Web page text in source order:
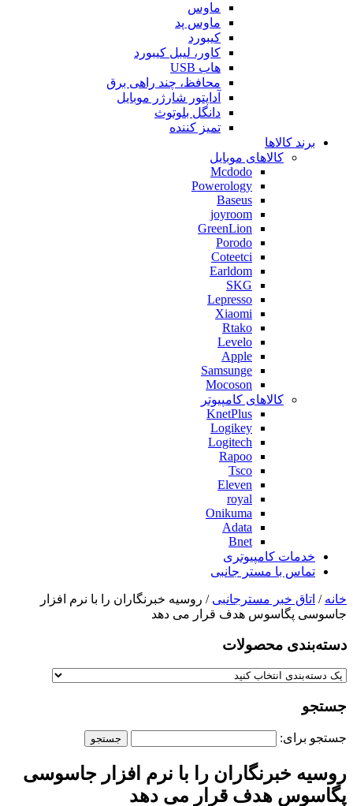
ماوس
ماوس پد
کیبورد
کاور، لیبل کیبورد
هاب USB
محافظ، چند راهی برق
آداپتور شارژر موبایل
دانگل بلوتوث
تمیز کننده
برند کالاها
کالاهای موبایل
Mcdodo
Powerology
Baseus
joyroom
GreenLion
Porodo
Coteetci
Earldom
SKG
Lepresso
Xiaomi
Rtako
Levelo
Apple
Samsunge
Mocoson
کالاهای کامپیوتر
KnetPlus
Logikey
Logitech
Rapoo
Tsco
Eleven
royal
Onikuma
Adata
Bnet
خدمات کامپیوتری
تماس با مستر جانبی
خانه / اتاق خبر مسترجانبی / روسیه خبرنگاران را با نرم افزار
جاسوسی پگاسوس هدف قرار می دهد
دسته‌بندی‌ محصولات
جستجو
جستجو برای:
روسیه خبرنگاران را با نرم افزار جاسوسی
پگاسوس هدف قرار می دهد